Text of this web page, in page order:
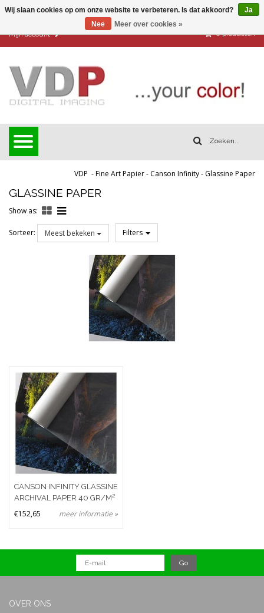
Mijn account 0 producten
VDP -Fine Art Papier- Canson Infinity- Glassine Paper
GLASSINE PAPER
Show as:
Sorteer: Meest bekeken Filters
CANSON INFINITY GLASSINE
ARCHIVAL PAPER 40 GR/M²
€152,65 meer informatie »
OVER ONS
Wij slaan cookies op om onze website te verbeteren. Is dat akkoord?
Ja
Nee
Meer over cookies »